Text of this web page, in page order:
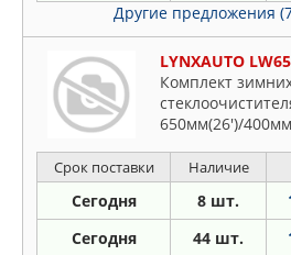
Другие предложения
LYNXAUTO
Комплект
650мм(26')/
Срок поставки Наличие
Сегодня 8 шт.
Сегодня 44 шт.